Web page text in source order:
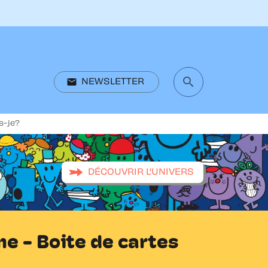
email NEWSLETTER search
search
je?
DÉCOUVRIR L'UNIVERS
- Boite de cartes